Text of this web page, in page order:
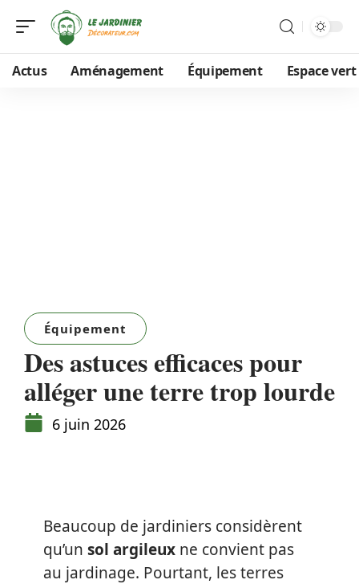
Actus Aménagement Équipement Espace vert
Équipement
Des astuces efficaces pour
alléger une terre trop lourde
6 juin 2026
Beaucoup de jardiniers considèrent
qu’un sol argileux ne convient pas
au jardinage. Pourtant, les terres